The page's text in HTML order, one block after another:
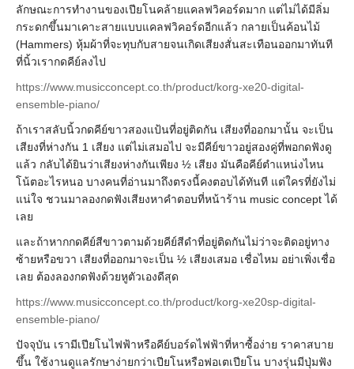
ลักษณะการทำงานของเปียโนคล้ายแคลฟวิคอร์ดมาก แต่ไม่ได้มีลิ่ม
กระดกขึ้นมาเคาะสายแบบแคลฟวิคอร์ดอีกแล้ว กลายเป็นค้อนไม้
(Hammers) หุ้มผ้าที่จะทุบกับสายจนเกิดเสียงสั่นสะเทือนออกมาทันที
ที่นิ้วเรากดคีย์ลงไป
https://www.musicconcept.co.th/product/korg-xe20-digital-
ensemble-piano/
ถ้าเราสลับนิ้วกดคีย์ขาวสองแป้นที่อยู่ติดกัน เสียงที่ออกมานั้น จะเป็น
เสียงที่ห่างกัน 1 เสียง แต่ไม่เสมอไป จะมีคีย์ขาวอยู่สองคู่ที่พอกดฟังดู
แล้ว กลับได้ยินว่าเสียงห่างกันเพียง ½ เสียง มันคือคีย์ตำแหน่งไหน
โน้ตอะไรหนอ บางคนที่อ่านมาถึงตรงนี้คงตอบได้ทันที แต่ใครที่ยังไม่
แน่ใจ ชวนมาลองกดฟังเสียงหาคำตอบที่หน้าร้าน music concept ได้
เลย
และถ้าหากกดคีย์สีขาวตามด้วยคีย์สีดำที่อยู่ติดกันไม่ว่าจะติดอยู่ทาง
ซ้ายหรือขวา เสียงที่ออกมาจะเป็น ½ เสียงเสมอ เชื่อไหม อย่าเพิ่งเชื่อ
เลย ต้องลองกดฟังด้วยหูตัวเองดีสุด
https://www.musicconcept.co.th/product/korg-xe20sp-digital-
ensemble-piano/
ปัจจุบัน เรามีเปียโนไฟฟ้าหรือคีย์บอร์ดไฟฟ้าที่หาซื้อง่าย ราคาสบาย
ขึ้น ใช้งานดูแลรักษาง่ายกว่าเปียโนหรือฟอเตเปียโน บางรุ่นมีปุ่มฟัง